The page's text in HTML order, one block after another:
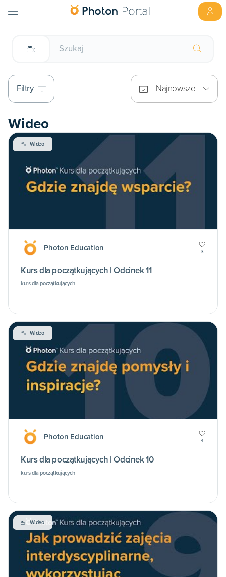
Filtry Najnowsze
Wideo
Wideo
Photon Education 3
Kurs dla początkujących | Odcinek 11
kurs dla początkujących
Wideo
Photon Education 4
Kurs dla początkujących | Odcinek 10
kurs dla początkujących
Wideo